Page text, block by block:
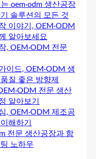
oem·odm 생산공장
솔루션의 모든 것
이야기, OEM·ODM
알아보세요
, OEM·ODM 전문
이드, OEM·ODM 생
질 좋은 방향제
전문 생산
알아보기
, OEM·ODM 제조공
해하기
전문 생산공장과 함
노하우